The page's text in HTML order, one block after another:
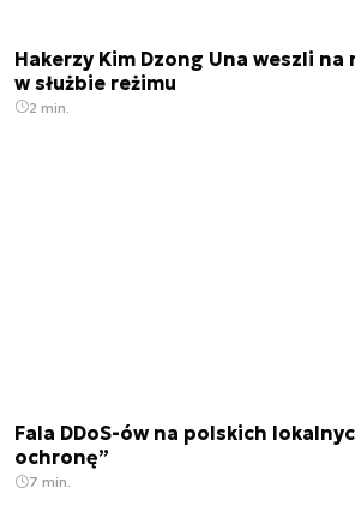
Hakerzy Kim Dzong Una weszli na
w służbie reżimu
2 min.
Fala DDoS-ów na polskich
ochronę”
7 min.